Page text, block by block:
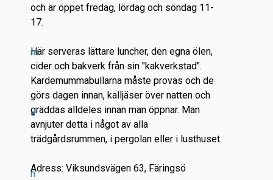
m
e
n
och är öppet fredag, lördag och söndag 11-
17.
Här serveras lättare luncher, den egna ölen,
cider och bakverk från sin "kakverkstad".
Kardemummabullarna måste provas och de
görs dagen innan, kalljäser över natten och
gräddas alldeles innan man öppnar. Man
avnjuter detta i något av alla
trädgårdsrummen, i pergolan eller i lusthuset.
Adress: Viksundsvägen 63, Färingsö